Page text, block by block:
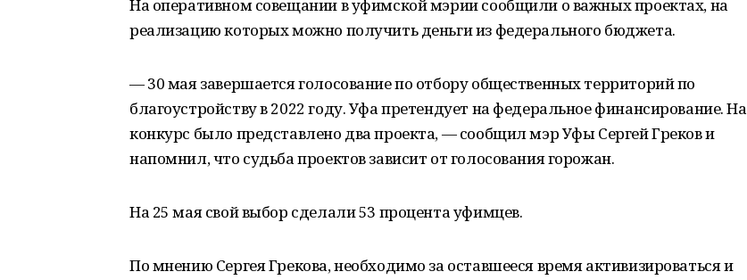
На оперативном совещании в уфимской мэрии сообщили о важных проектах, на
реализацию которых можно получить деньги из федерального бюджета.
— 30 мая завершается голосование по отбору общественных территорий по
благоустройству в 2022 году. Уфа претендует на федеральное финансирование. На
конкурс было представлено два проекта, — сообщил мэр Уфы Сергей Греков и
напомнил, что судьба проектов зависит от голосования горожан.
На 25 мая свой выбор сделали 53 процента уфимцев.
По мнению Сергея Грекова, необходимо за оставшееся время активизироваться и